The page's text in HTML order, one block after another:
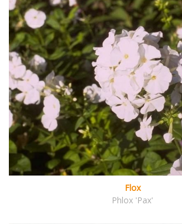
Flox
Phlox 'Pax'